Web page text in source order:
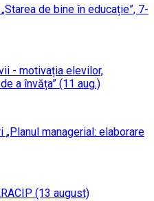
de bine în educație”, 7-
- motivația elevilor,
a învăța” (11 aug.)
managerial: elaborare
(13 august)